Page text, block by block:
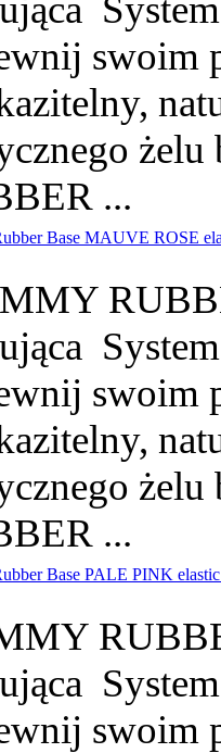
swoim
...
Base MAUVE ROSE
swoim
...
Base PALE PINK
swoim